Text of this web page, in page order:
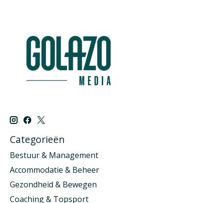
Categorieën
Bestuur & Management
Accommodatie & Beheer
Gezondheid & Bewegen
Coaching & Topsport